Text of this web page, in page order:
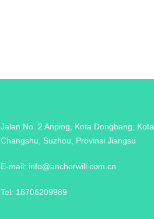
Jalan No. 2 Anping, Kota Dongbang, Kota
Changshu, Suzhou, Provinsi Jiangsu
E-mail: info@anchorwill.com.cn
Tel: 18706209989